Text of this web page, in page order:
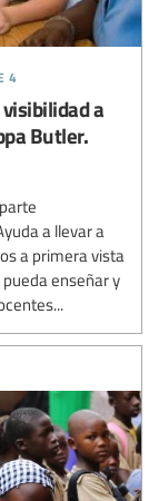
4
a
Butler.
a llevar a
a primera vista
enseñar y